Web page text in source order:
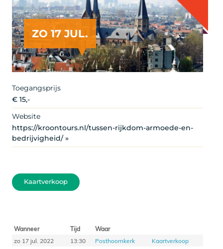
ZO 17 JUL.
Toegangsprijs
€ 15,-
Website
https://kroontours.nl/tussen-rijkdom-armoede-en-
bedrijvigheid/ »
Kaartverkoop
Wanneer Tijd
Waar
zo 17 jul. 2022
13:30 Posthoornkerk Kaartverkoop